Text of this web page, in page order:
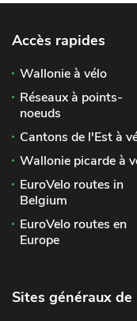
Accès rapides
Wallonie à vélo
Réseaux à points-
noeuds
Cantons de l'Est à
Wallonie picarde à
EuroVelo routes in
Belgium
EuroVelo routes en
Europe
Sites généraux